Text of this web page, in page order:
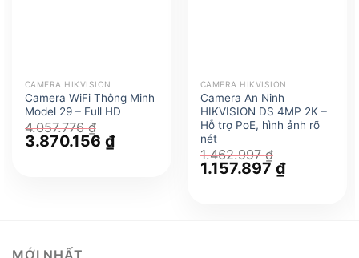
CAMERA HIKVISION
Camera WiFi Thông Minh
Model 29 – Full HD
4.057.776₫
Giá
gốc
3.870.156 ₫Giá
hiện
CAMERA HIKVISION
Camera An Ninh
HIKVISION DS 4MP 2K –
Hỗ trợ PoE, hình ảnh rõ
nét
1.462.997₫
Giá
gốc
1.157.897₫Giá
hiện
MỚI NHẤT